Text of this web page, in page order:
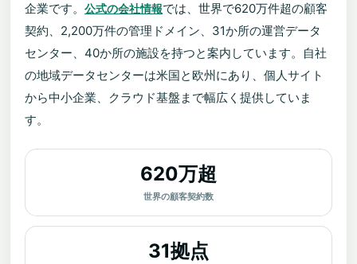
企業です。 公式の会社情報では、世界で620万件超の顧客
契約、2,200万件の管理ドメイン、31か所の運営データ
センター、40か所の施設を持つと案内しています。自社
の地域データセンターは米国と欧州にあり、個人サイト
から中小企業、クラウド基盤まで幅広く提供していま
す。
620万超
世界の顧客契約数
31拠点